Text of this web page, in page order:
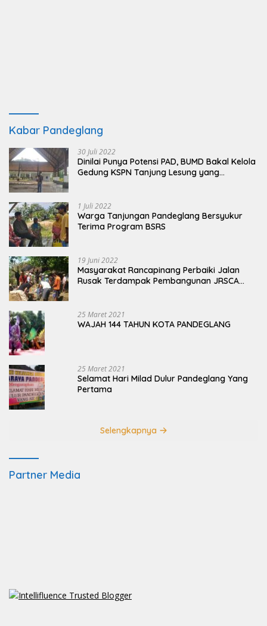
Kabar Pandeglang
30 Juli 2022
Dinilai Punya Potensi PAD, BUMD Bakal Kelola
Gedung KSPN Tanjung Lesung yang
1 Juli 2022
Warga Tanjungan Pandeglang Bersyukur
Terima Program BSRS
19 Juni 2022
Masyarakat Rancapinang Perbaiki Jalan
Rusak Terdampak Pembangunan JRSCA
25 Maret 2021
WAJAH 144 TAHUN KOTA PANDEGLANG
25 Maret 2021
Selamat Hari Milad Dulur Pandeglang Yang
Pertama
Selengkapnya
Partner Media